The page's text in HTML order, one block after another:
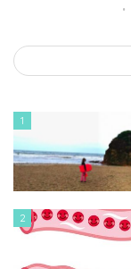
1
2